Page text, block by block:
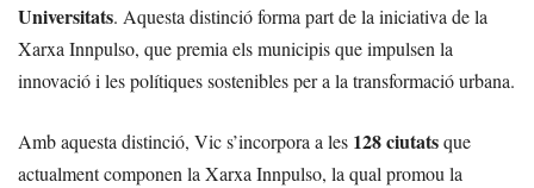
Universitats. Aquesta distinció forma part de la iniciativa de la
Xarxa Innpulso, que premia els municipis que impulsen la
innovació i les polítiques sostenibles per a la transformació urbana.
Amb aquesta distinció, Vic s’incorpora a les 128 ciutatsque
actualment componen la Xarxa Innpulso, la qual promou la